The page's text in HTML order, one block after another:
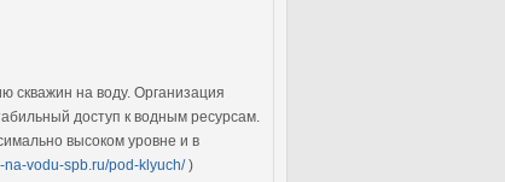
скважин на воду. Организация
доступ к водным ресурсам.
высоком уровне и в
na-vodu-spb.ru/pod-klyuch/)